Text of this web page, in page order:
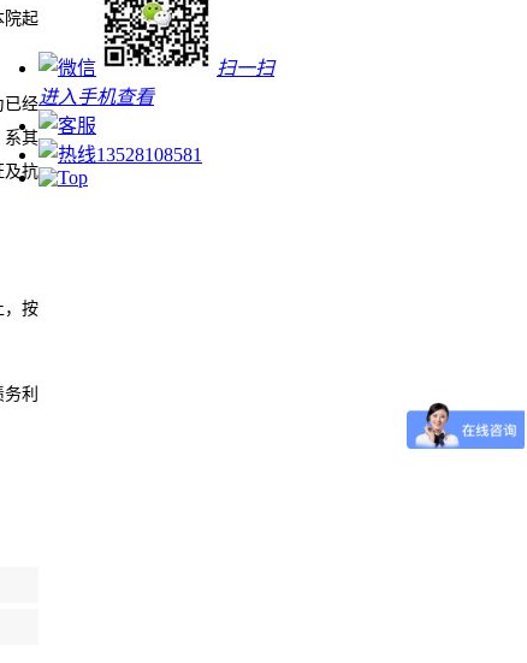
院起
已经
系其
及抗
，按
利
扫一扫
进入手机查看
13528108581